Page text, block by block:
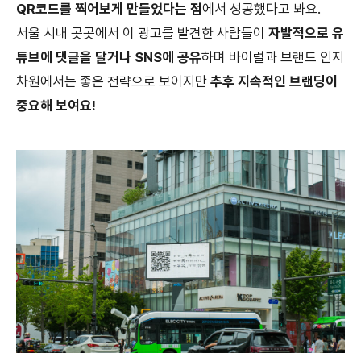
QR코드를 찍어보게 만들었다는 점에서 성공했다고 봐요.
서울 시내 곳곳에서 이 광고를 발견한 사람들이 자발적으로 유
튜브에 댓글을 달거나 SNS에 공유하며 바이럴과 브랜드 인지
차원에서는 좋은 전략으로 보이지만 추후 지속적인 브랜딩이
중요해 보여요!